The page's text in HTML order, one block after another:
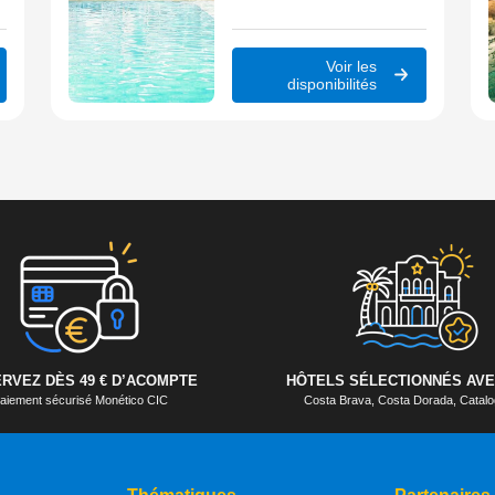
accès rapide aux commerces et
animations.
Voir les
disponibilités
DÈS 49 € D’ACOMPTE
sécurisé Monético CIC
HÔTELS SÉLECTIONNÉS
Costa Brava, Costa Dorada,